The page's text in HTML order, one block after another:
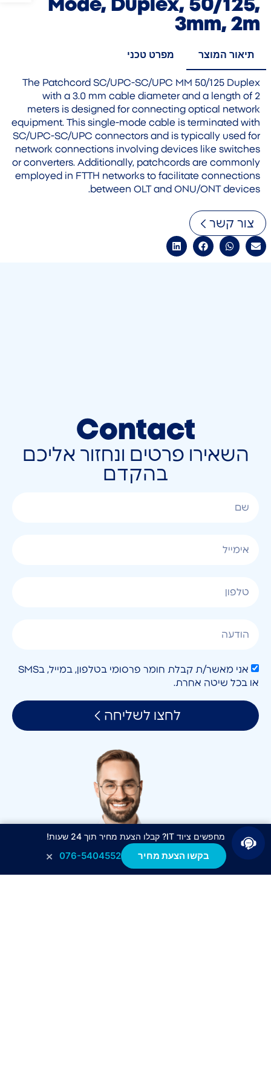
Mode, Duplex, 50/125,
3mm, 2m
תיאור המוצר מפרט טכני
The Patchcord SC/UPC-SC/UPC MM 50/125 Duplex
with a 3.0 mm cable diameter and a length of 2
meters is designed for connecting optical network
equipment. This single-mode cable is terminated with
SC/UPC-SC/UPC connectors and is typically used for
network connections involving devices like switches
or converters. Additionally, patchcords are commonly
employed in FTTH networks to facilitate connections
between OLT and ONU/ONT devices.
צור קשר
Contact
השאירו פרטים ונחזור אליכם
בהקדם
אני מאשר/ת קבלת חומר פרסומי בטלפון, במייל, בSMS
או בכל שיטה אחרת.
לחצו לשליחה
מחפשים ציוד IT? קבלו הצעת מחיר תוך 24 שעות!
בקשו הצעת מחיר 076-5404552
×